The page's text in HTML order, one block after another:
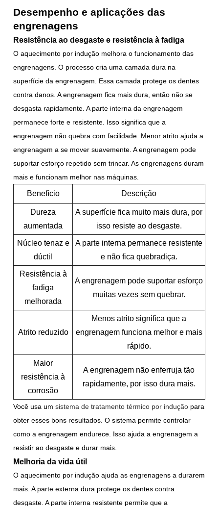
Desempenho e aplicações das
engrenagens
Resistência ao desgaste e resistência à fadiga
O aquecimento por indução melhora o funcionamento das
engrenagens. O processo cria uma camada dura na
superfície da engrenagem. Essa camada protege os dentes
contra danos. A engrenagem fica mais dura, então não se
desgasta rapidamente. A parte interna da engrenagem
permanece forte e resistente. Isso significa que a
engrenagem não quebra com facilidade. Menor atrito ajuda a
engrenagem a se mover suavemente. A engrenagem pode
suportar esforço repetido sem trincar. As engrenagens duram
mais e funcionam melhor nas máquinas.
Benefício Descrição
Dureza
aumentada
A superfície fica muito mais dura, por
isso resiste ao desgaste.
Núcleo tenaz e
dúctil
A parte interna permanece resistente
e não fica quebradiça.
Resistência à
fadiga
melhorada
A engrenagem pode suportar esforço
muitas vezes sem quebrar.
Atrito reduzido
Menos atrito significa que a
engrenagem funciona melhor e mais
rápido.
Maior
resistência à
corrosão
A engrenagem não enferruja tão
rapidamente, por isso dura mais.
Você usa umsistema de tratamento térmico por indução para
obter esses bons resultados. O sistema permite controlar
como a engrenagem endurece. Isso ajuda a engrenagem a
resistir ao desgaste e durar mais.
Melhoria da vida útil
O aquecimento por indução ajuda as engrenagens a durarem
mais. A parte externa dura protege os dentes contra
desgaste. A parte interna resistente permite que a